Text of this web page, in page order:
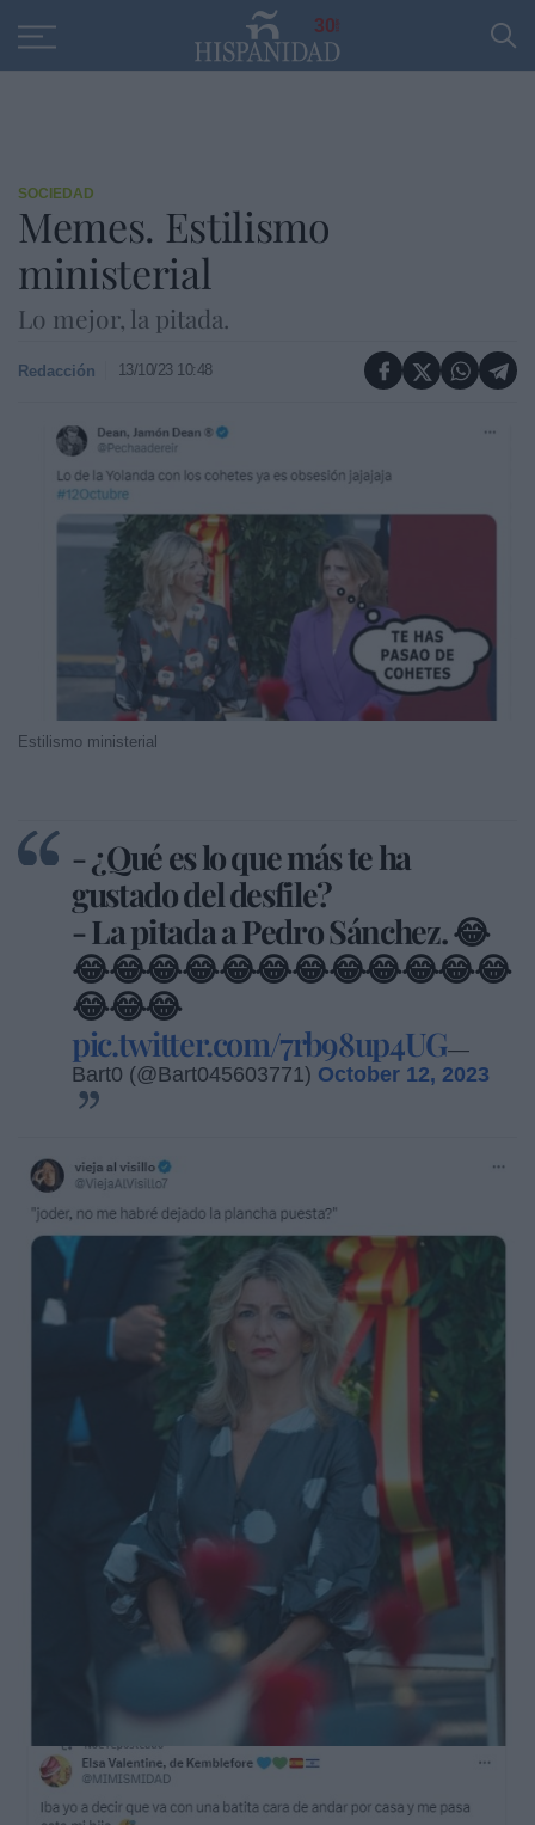
30
SOCIEDAD
Memes. Estilismo
ministerial
Lo mejor, la pitada.
Redacción 13/10/23 10:48
Estilismo ministerial
- ¿Qué es lo que más te ha
gustado del desfile?
- La pitada a Pedro Sánchez. 😂
😂😂😂😂😂😂😂😂😂😂😂😂
😂😂😂
pic.twitter.com/7rb98up4UG—
Bart0 (@Bart045603771) October 12, 2023